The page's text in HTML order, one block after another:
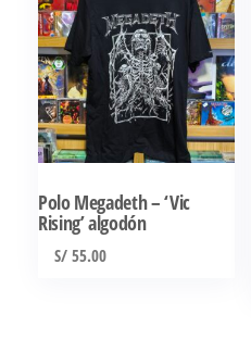
Polo Megadeth – ‘Vic
Rising’ algodón
S/55.00